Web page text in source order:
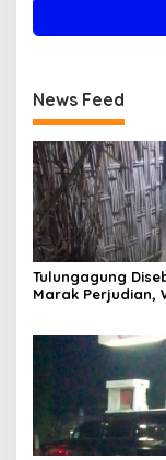
News Feed
Tulungagung
Marak Perjudian,